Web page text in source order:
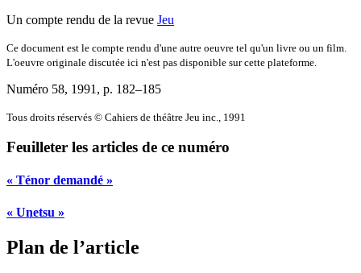
Un compte rendu de la revue Jeu
Ce document est le compte rendu d'une autre oeuvre tel qu'un livre ou un film.
L'oeuvre originale discutée ici n'est pas disponible sur cette plateforme.
Numéro 58, 1991 , p. 182–185
Tous droits réservés © Cahiers de théâtre Jeu inc., 1991
Feuilleter les articles de ce numéro
« Ténor demandé »
« Unetsu »
Plan de l’article